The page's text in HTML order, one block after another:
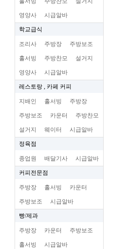
영양사 시급알바
학교급식
조리사 주방장 주방보조
홀서빙 주방찬모 설거지
영양사 시급알바
레스토랑 , 카페 커피
지배인 홀서빙 주방장
주방보조 카운터 주방찬모
설거지 웨이터 시급알바
정육점
종업원 배달기사 시급알바
커피전문점
주방장 홀서빙 카운터
주방보조 시급알바
빵/제과
주방장 카운터 주방보조
홀서빙 시급알바